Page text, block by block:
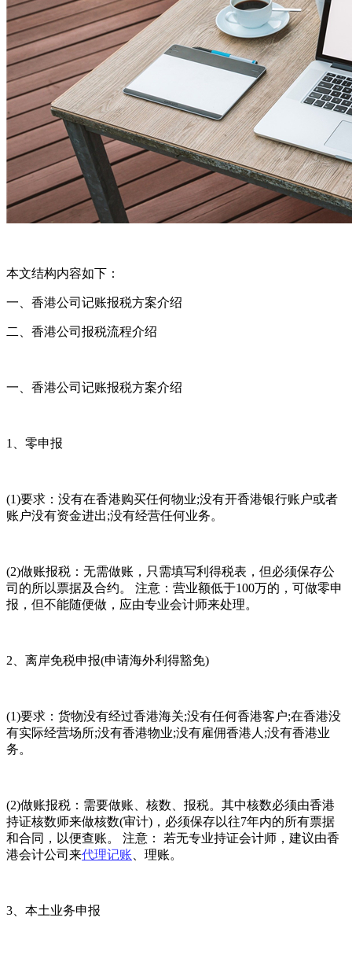
本文结构内容如下：
一、香港公司记账报税方案介绍
二、香港公司报税流程介绍
一、香港公司记账报税方案介绍
1、零申报
(1)要求：没有在香港购买任何物业;没有开香港银行账户或者
账户没有资金进出;没有经营任何业务。
(2)做账报税：无需做账，只需填写利得税表，但必须保存公
司的所以票据及合约。 注意：营业额低于100万的，可做零申
报，但不能随便做，应由专业会计师来处理。
2、离岸免税申报(申请海外利得豁免)
(1)要求：货物没有经过香港海关;没有任何香港客户;在香港没
有实际经营场所;没有香港物业;没有雇佣香港人;没有香港业
务。
(2)做账报税：需要做账、核数、报税。其中核数必须由香港
持证核数师来做核数(审计)，必须保存以往7年内的所有票据
和合同，以便查账。 注意： 若无专业持证会计师，建议由香
港会计公司来代理记账 、理账。
3、本土业务申报